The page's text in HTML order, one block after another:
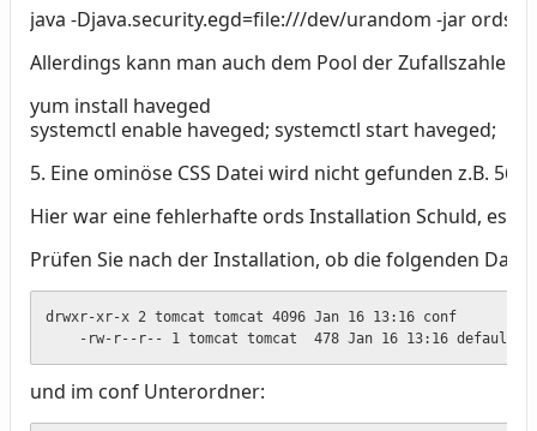
java -Djava.security.egd=file:///dev/urandom -jar
Allerdings kann man auch dem Pool der
yum install haveged
systemctl enable haveged; systemctl start haveged;
5. Eine ominöse CSS Datei wird nicht gefunden z.B.
Hier war eine fehlerhafte ords Installation Schuld, es
Prüfen Sie nach der Installation, ob die folgenden
drwxr-xr-x 2 tomcat tomcat 4096 Jan 16 13:16 conf
-rw-r--r-- 1 tomcat tomcat  478 Jan 16 13:16
und im conf Unterordner: